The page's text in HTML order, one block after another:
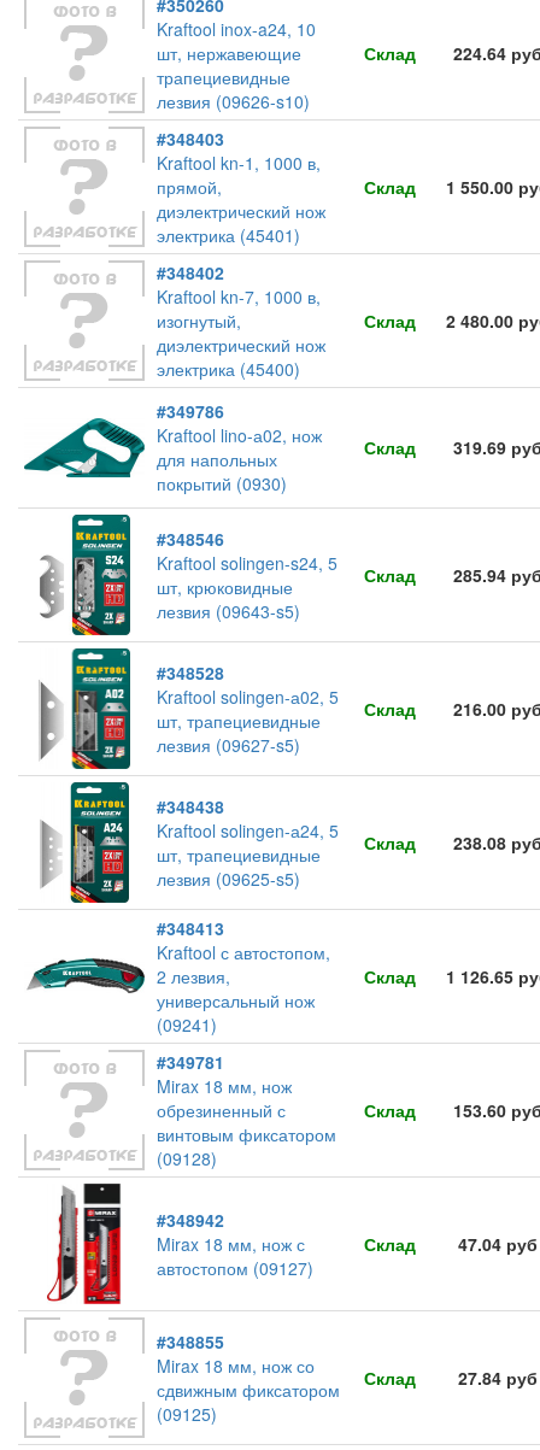
#350260
Kraftool inox-a24, 10
шт, нержавеющие
трапециевидные
лезвия (09626-s10)
Склад 224.64
#348403
Kraftool kn-1, 1000 в,
прямой,
диэлектрический нож
электрика (45401)
Склад 1 550.00
#348402
Kraftool kn-7, 1000 в,
изогнутый,
диэлектрический нож
электрика (45400)
Склад 2 480.00
#349786
Kraftool lino-а02, нож
для напольных
покрытий (0930)
Склад 319.69
#348546
Kraftool solingen-s24, 5
шт, крюковидные
лезвия (09643-s5)
Склад 285.94
#348528
Kraftool solingen-а02, 5
шт, трапециевидные
лезвия (09627-s5)
Склад 216.00
#348438
Kraftool solingen-а24, 5
шт, трапециевидные
лезвия (09625-s5)
Склад 238.08
#348413
Kraftool с автостопом,
2 лезвия,
универсальный нож
(09241)
Склад 1 126.65
#349781
Mirax 18 мм, нож
обрезиненный с
винтовым фиксатором
(09128)
Склад 153.60
#348942
Mirax 18 мм, нож с
автостопом (09127)
Склад 47.04 руб
#348855
Mirax 18 мм, нож со
сдвижным фиксатором
(09125)
Склад 27.84 руб